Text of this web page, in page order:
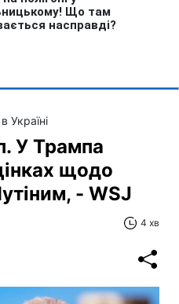
Україні
У Трампа
щодо
- WSJ
4 хв